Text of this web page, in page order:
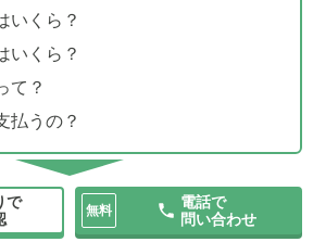
いくら？
いくら？
て？
払うの？
で
無料
電話で
問い合わせ